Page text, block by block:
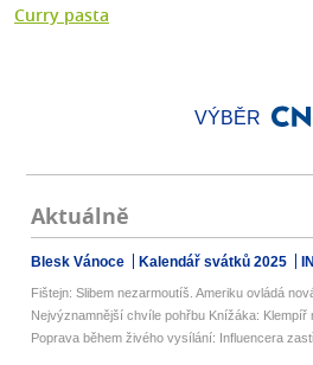
Curry pasta
VÝBĚR
Aktuálně
Blesk Vánoce Kalendář svátků 2025
Fištejn: Slibem nezarmoutíš. Ameriku ovládá
Nejvýznamnější chvíle pohřbu Knížáka: Klempíř
Poprava během živého vysílání: Influencera